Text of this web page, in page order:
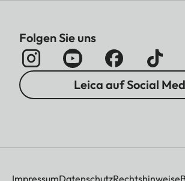
Folgen Sie uns
Leica auf Social